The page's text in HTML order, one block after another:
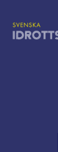
till
innehåll